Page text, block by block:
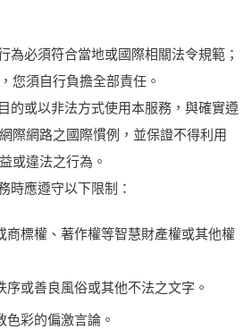
為必須符合當地或國際相關法令規範；
您須自行負擔全部責任。
的或以非法方式使用本服務，與確實遵
際網路之國際慣例，並保證不得利用
或違法之行為。
時應遵守以下限制：
商標權、著作權等智慧財產權或其他權
序或善良風俗或其他不法之文字。
色彩的偏激言論。